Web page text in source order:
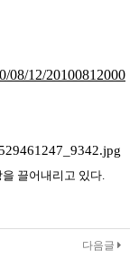
08/12/20100812000
끌어내리고 있다.
다음글